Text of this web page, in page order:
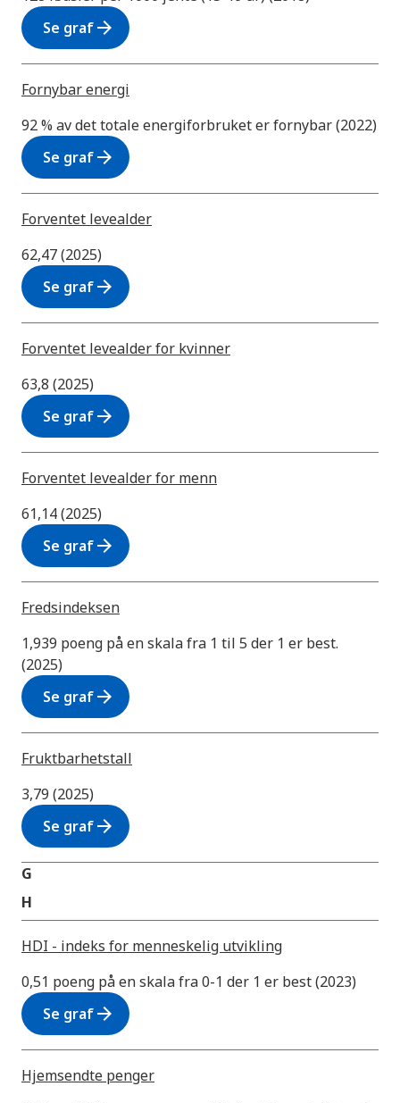
Se grafarrow_forward
Fornybar energi
92 % av det totale energiforbruket er fornybar (2022)
Se grafarrow_forward
Forventet levealder
62,47 (2025)
Se grafarrow_forward
Forventet levealder for kvinner
63,8 (2025)
Se grafarrow_forward
Forventet levealder for menn
61,14 (2025)
Se grafarrow_forward
Fredsindeksen
1,939 poeng på en skala fra 1 til 5 der 1 er best.
(2025)
Se grafarrow_forward
Fruktbarhetstall
3,79 (2025)
Se grafarrow_forward
G
H
HDI - indeks for menneskelig utvikling
0,51 poeng på en skala fra 0-1 der 1 er best (2023)
Se grafarrow_forward
Hjemsendte penger